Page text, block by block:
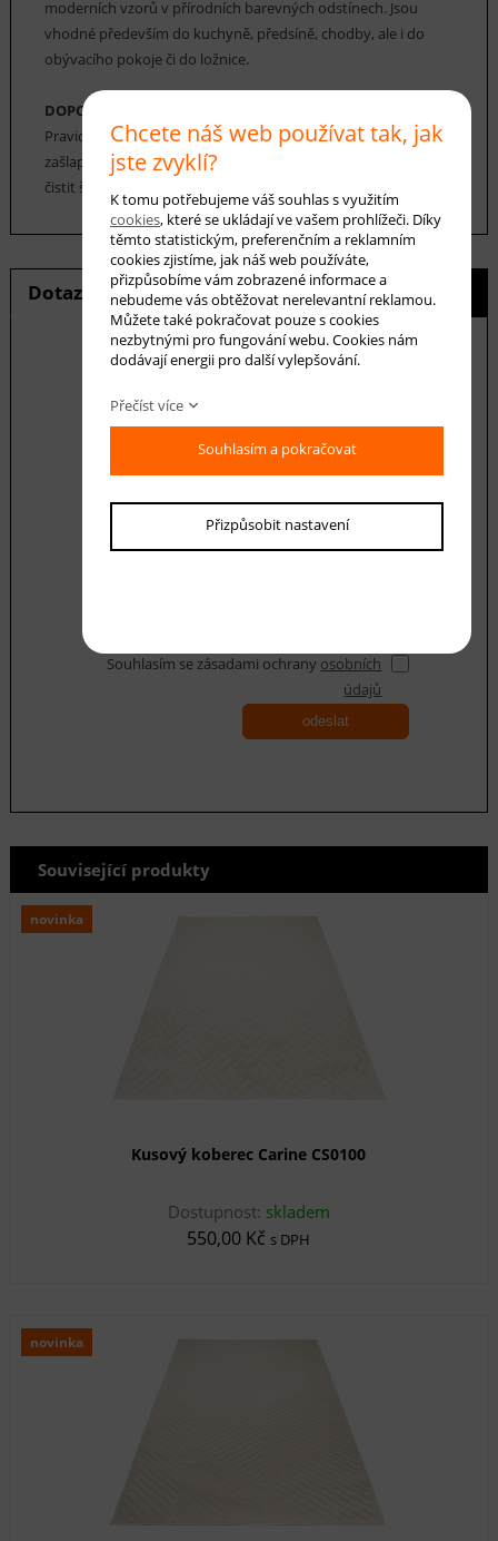
moderních vzorů v přírodních barevných odstínech. Jsou
vhodné především do kuchyně, předsíně, chodby, ale i do
obývacího pokoje či do ložnice.
DOPORUČENÁ ÚDRŽBA:
Pravidelné vysávání nečistot z koberce, aby se zabránilo jejich
zašlapání do koberce. Cca jednou za 12-18 měsíců je možné
čistit šamponováním.
Dotaz na produkt Hlídání ceny
E-mail *
Souhlasím se zásadami ochrany osobních
údajů
odeslat
Související produkty
novinka
Kusový koberec Carine CS0100
Dostupnost: skladem
550,00 Kč s DPH
novinka
Chcete náš web používat tak, jak
jste zvyklí?
K tomu potřebujeme váš souhlas s využitím
cookies, které se ukládají ve vašem prohlížeči. Díky
těmto statistickým, preferenčním a reklamním
cookies zjistíme, jak náš web používáte,
přizpůsobíme vám zobrazené informace a
nebudeme vás obtěžovat nerelevantní reklamou.
Můžete také pokračovat pouze s cookies
nezbytnými pro fungování webu. Cookies nám
dodávají energii pro další vylepšování.
Přečíst více
Souhlasím a pokračovat
Přizpůsobit nastavení